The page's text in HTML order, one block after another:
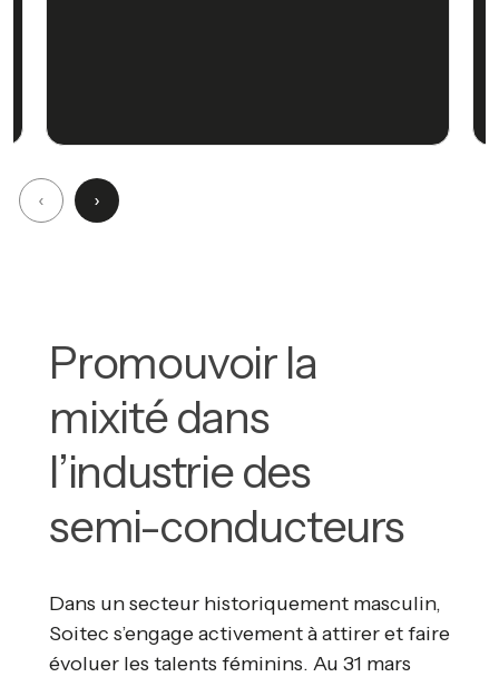
‹ ›
Promouvoir la
mixité dans
l’industrie des
semi-conducteurs
Dans un secteur historiquement masculin,
Soitec s’engage activement à attirer et faire
évoluer les talents féminins. Au 31 mars